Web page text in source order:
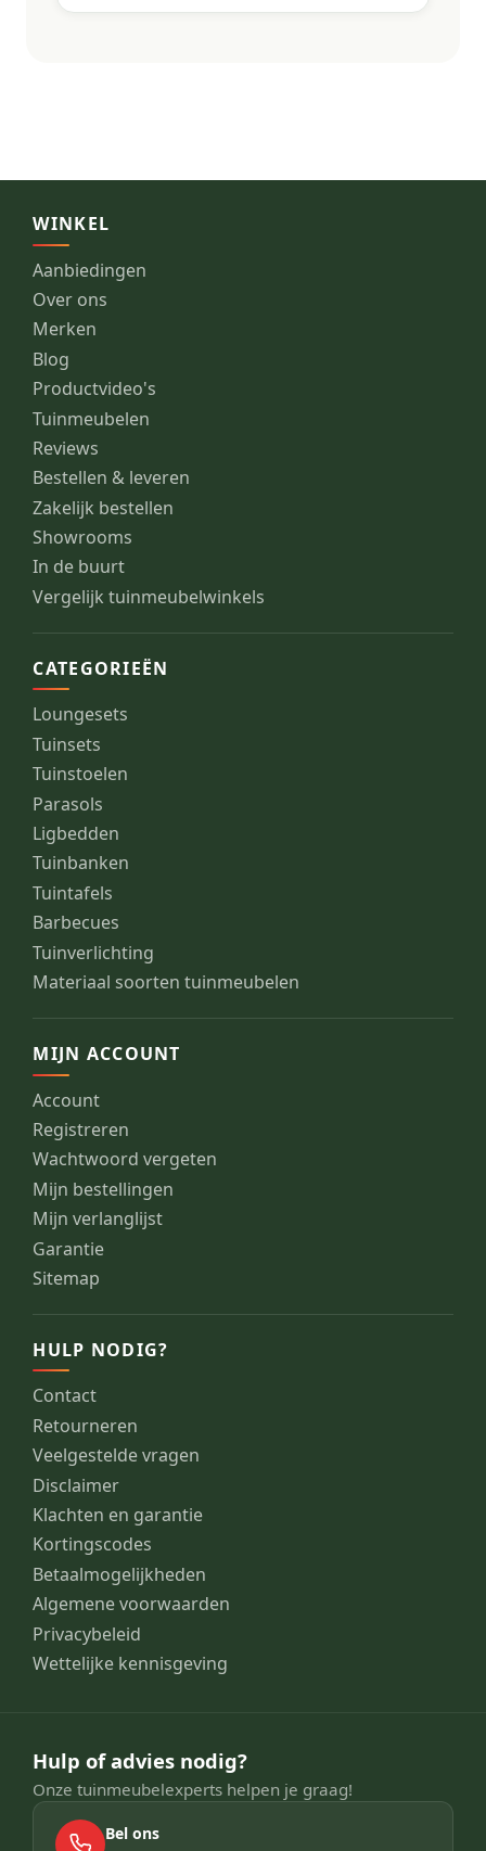
WINKEL
Aanbiedingen
Over ons
Merken
Blog
Productvideo's
Tuinmeubelen
Reviews
Bestellen & leveren
Zakelijk bestellen
Showrooms
In de buurt
Vergelijk tuinmeubelwinkels
CATEGORIEËN
Loungesets
Tuinsets
Tuinstoelen
Parasols
Ligbedden
Tuinbanken
Tuintafels
Barbecues
Tuinverlichting
Materiaal soorten tuinmeubelen
MIJN ACCOUNT
Account
Registreren
Wachtwoord vergeten
Mijn bestellingen
Mijn verlanglijst
Garantie
Sitemap
HULP NODIG?
Contact
Retourneren
Veelgestelde vragen
Disclaimer
Klachten en garantie
Kortingscodes
Betaalmogelijkheden
Algemene voorwaarden
Privacybeleid
Wettelijke kennisgeving
Hulp of advies nodig?
Onze tuinmeubelexperts helpen je graag!
Bel ons